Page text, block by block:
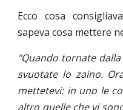
Ecco cosa
sapeva cosa mettere
"Quando tornate
svuotate lo zaino.
mettetevi: in uno le
altro quelle che vi